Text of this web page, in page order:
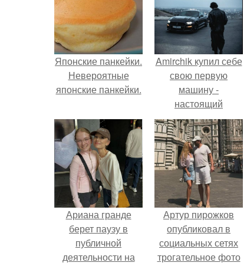
Японские панкейки.
Невероятные
японские панкейки.
Amirchik купил себе
свою первую
машину -
настоящий
автомобиль мечты
для многих
автолюбителей.
Ариана гранде
берет паузу в
публичной
деятельности на
Артур пирожков
опубликовал в
социальных сетях
трогательное фото